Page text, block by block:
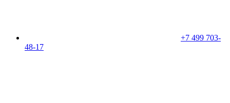
+7 499 703-
48-17